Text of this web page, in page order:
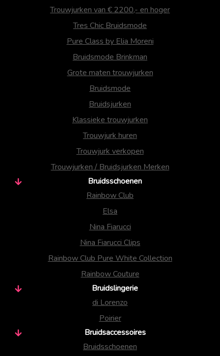
Trouwjurken van € 2200,- en hoger
Tres Chic Bruidsmode
Pure Class by Elia Moreni
Bruidsmode Brinkman
Grote maten trouwjurken
Bruidsmode
Bruidsjurken
Klassieke trouwjurken
Trouwjurk huren
Trouwjurk verkopen
Trouwjurken / Bruidsjurken Merken
Bruidsschoenen
Rainbow Club
Elsa
Nina Fiarucci
Nina Fiarucci Clips
Rainbow Club Pure White Collection
Rainbow Couture
Bruidslingerie
di Lorenzo
Poirier
Bruidsaccessoires
Bruidsschoenen